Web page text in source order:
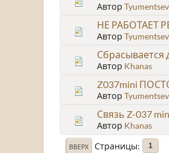
Автор Tyumentsev
НЕ РАБОТАЕТ
Автор Tyumentsev
Сбрасывается
Автор Khanas
Z037mini
Автор Tyumentsev
Связь Z-037
Автор Khanas
ВВЕРХ Страницы 1